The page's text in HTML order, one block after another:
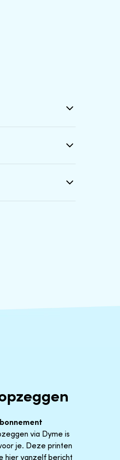
via Dyme is
je. Deze printen
hier vanzelf bericht